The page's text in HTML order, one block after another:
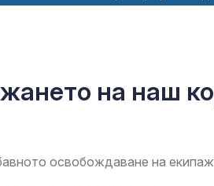
на наш
освобождаване на